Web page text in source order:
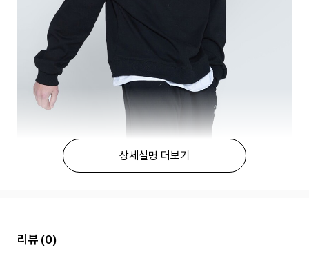
상세설명 더보기
리뷰 (0)